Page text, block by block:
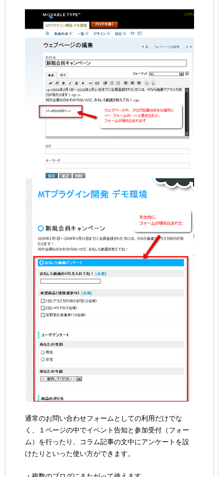
通常のお問い合わせフォームとしての利用だけでな
く、１ページの中でイベント告知と参加受付（フォー
ム）を行ったり、コラム記事の文中にアンケートを設
けたりといった使い方ができます。